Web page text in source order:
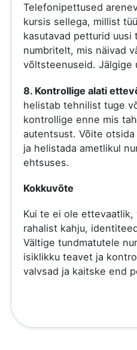
Telefonipettused
kursis sellega, millist
kasutavad petturid
numbritelt, mis näivad
võltsteenuseid. Jälgige
8. Kontrollige alati
helistab tehnilist tuge
kontrollige enne mis
autentsust. Võite
ja helistada ametlikul
ehtsuses.
Kokkuvõte
Kui te ei ole
rahalist kahju,
Vältige tundmatutele
isiklikku teavet ja
valvsad ja kaitske end